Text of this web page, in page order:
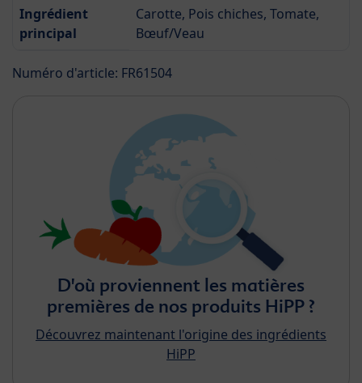
Ingrédient
principal
Carotte, Pois chiches, Tomate,
Bœuf/Veau
Numéro d'article: FR61504
D'où proviennent les matières
premières de nos produits HiPP ?
Découvrez maintenant l'origine des ingrédients
HiPP